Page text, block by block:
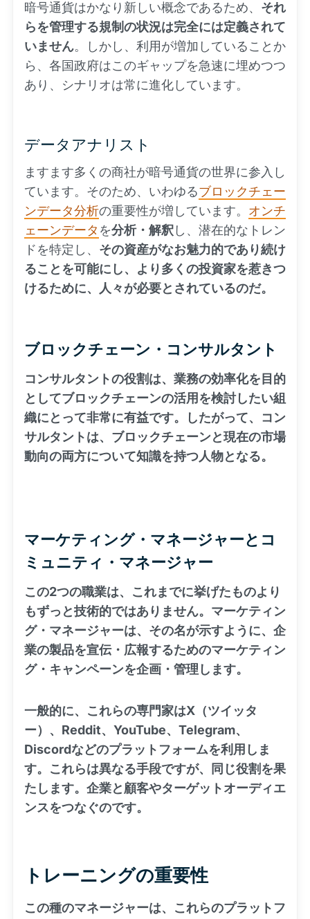
暗号通貨はかなり新しい概念であるため、 それ
らを管理する規制の状況は完全には定義されて
いません。しかし、利用が増加していることか
ら、各国政府はこのギャップを急速に埋めつつ
あり、シナリオは常に進化しています。
データアナリスト
ますます多くの商社が暗号通貨の世界に参入し
ています。そのため、いわゆるブロックチェー
ンデータ分析の重要性が増しています。 オンチ
ェーンデータ を分析・解釈し、潜在的なトレン
ドを特定し、 その資産がなお魅力的であり続け
ることを可能にし、より多くの投資家を惹きつ
けるために、人々が必要とされているのだ。
ブロックチェーン・コンサルタント
コンサルタントの役割は、業務の効率化を目的
としてブロックチェーンの活用を検討したい組
織にとって非常に有益です。したがって、コン
サルタントは、ブロックチェーンと現在の市場
動向の両方について知識を持つ人物となる。
マーケティング・マネージャーとコ
ミュニティ・マネージャー
この2つの職業は、これまでに挙げたものより
もずっと技術的ではありません。マーケティン
グ・マネージャーは、その名が示すように、企
業の製品を宣伝・広報するためのマーケティン
グ・キャンペーンを企画・管理します。
一般的に、これらの専門家はX（ツイッタ
ー）、Reddit、YouTube、Telegram、
Discordなどのプラットフォームを利用しま
す。これらは異なる手段ですが、同じ役割を果
たします。企業と顧客やターゲットオーディエ
ンスをつなぐのです。
トレーニングの重要性
この種のマネージャーは、これらのプラットフ